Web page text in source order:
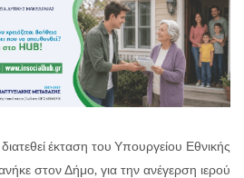
έκταση του Υπουργείου Εθνικής
στον Δήμο, για την ανέγερση ιερού